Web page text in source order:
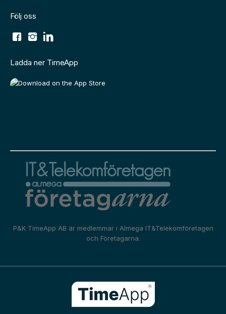
Följ oss
Ladda ner TimeApp
P&K TimeApp AB är medlemmar i Almega IT&Telekomföretagen
och Företagarna.